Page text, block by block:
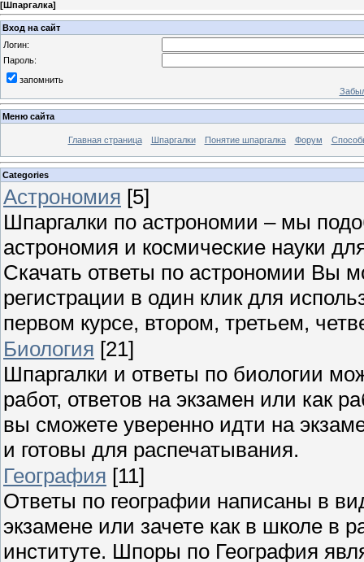
[Шпаргалка]
Вход на сайт
Логин:
Пароль:
запомнить
Меню сайта
Главная страница Шпаргалки Понятие шпаргалка Форум
Categories
Астрономия [5]
Шпаргалки по астрономии – мы
астрономия и космические науки
Скачать ответы по астрономии Вы
регистрации в один клик для
первом курсе, втором, третьем,
Биология [21]
Шпаргалки и ответы по биологии
работ, ответов на экзамен или как
вы сможете уверенно идти на
и готовы для распечатывания.
География [11]
Ответы по географии написаны в
экзамене или зачете как в школе в
институте. Шпоры по География